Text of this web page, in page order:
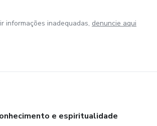
informações inadequadas, denuncie aqui
e espiritualidade